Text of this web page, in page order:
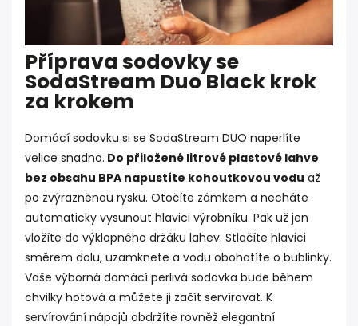
Příprava sodovky se
SodaStream Duo Black krok
za krokem
Domácí sodovku si se SodaStream DUO naperlíte
velice snadno. Do přiložené litrové plastové lahve
bez obsahu BPA napustíte kohoutkovou vodu až
po zvýrazněnou rysku. Otočíte zámkem a necháte
automaticky vysunout hlavici výrobníku. Pak už jen
vložíte do výklopného držáku lahev. Stlačíte hlavici
směrem dolu, uzamknete a vodu obohatíte o bublinky.
Vaše výborná domácí perlivá sodovka bude během
chvilky hotová a můžete ji začít servírovat. K
servírování nápojů obdržíte rovněž elegantní